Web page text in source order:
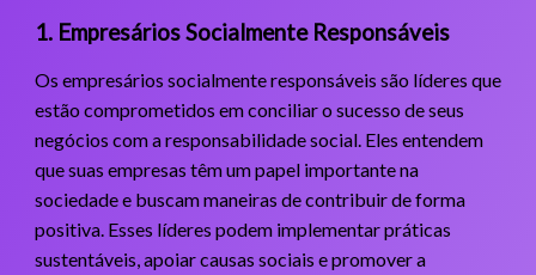
1. Empresários Socialmente Responsáveis
Os empresários socialmente responsáveis são líderes que
estão comprometidos em conciliar o sucesso de seus
negócios com a responsabilidade social. Eles entendem
que suas empresas têm um papel importante na
sociedade e buscam maneiras de contribuir de forma
positiva. Esses líderes podem implementar práticas
sustentáveis, apoiar causas sociais e promover a